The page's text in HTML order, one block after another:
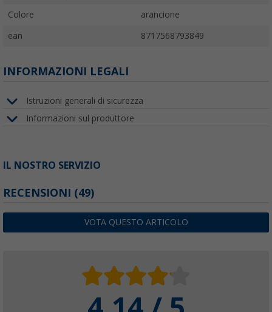
Colore arancione
ean 8717568793849
INFORMAZIONI LEGALI
Istruzioni generali di sicurezza
Informazioni sul produttore
IL NOSTRO SERVIZIO
RECENSIONI (49)
VOTA QUESTO ARTICOLO